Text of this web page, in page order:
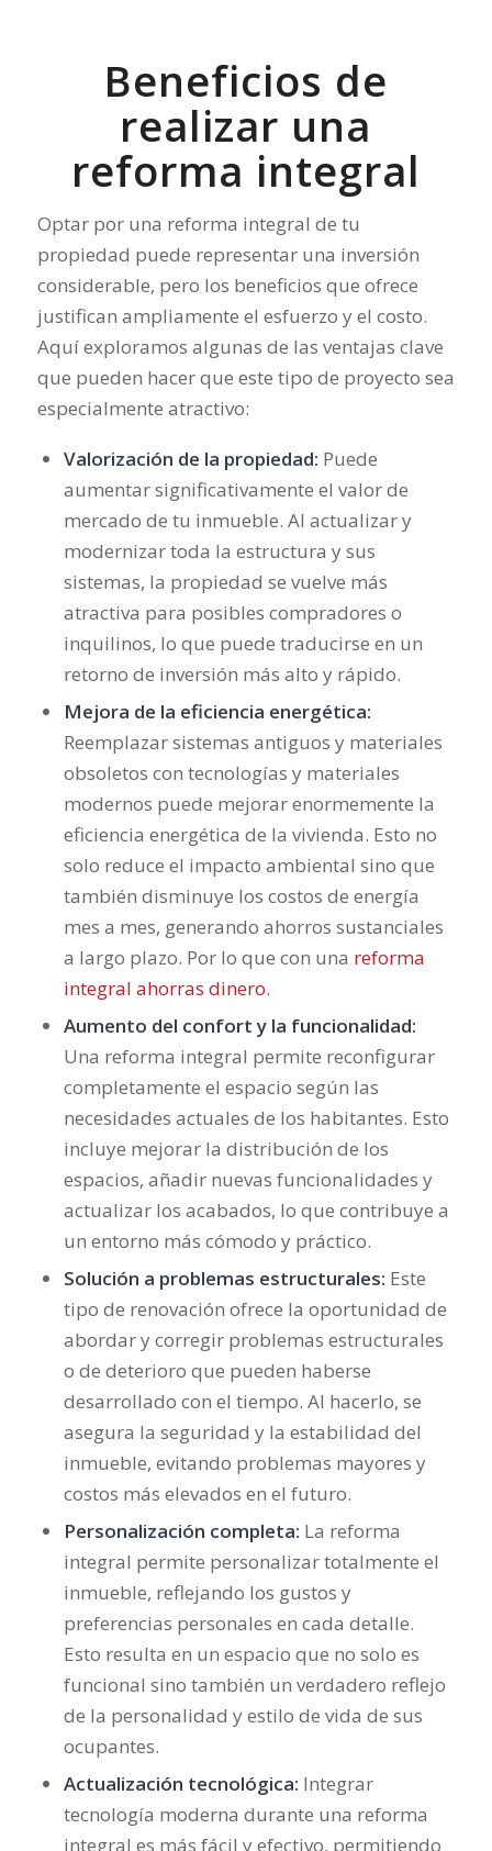
Beneficios de
realizar una
reforma integral
Optar por una reforma integral de tu
propiedad puede representar una inversión
considerable, pero los beneficios que ofrece
justifican ampliamente el esfuerzo y el costo.
Aquí exploramos algunas de las ventajas clave
que pueden hacer que este tipo de proyecto sea
especialmente atractivo:
Valorización de la propiedad: Puede
aumentar significativamente el valor de
mercado de tu inmueble. Al actualizar y
modernizar toda la estructura y sus
sistemas, la propiedad se vuelve más
atractiva para posibles compradores o
inquilinos, lo que puede traducirse en un
retorno de inversión más alto y rápido.
Mejora de la eficiencia energética:
Reemplazar sistemas antiguos y materiales
obsoletos con tecnologías y materiales
modernos puede mejorar enormemente la
eficiencia energética de la vivienda. Esto no
solo reduce el impacto ambiental sino que
también disminuye los costos de energía
mes a mes, generando ahorros sustanciales
a largo plazo. Por lo que con una reforma
integral ahorras dinero.
Aumento del confort y la funcionalidad:
Una reforma integral permite reconfigurar
completamente el espacio según las
necesidades actuales de los habitantes. Esto
incluye mejorar la distribución de los
espacios, añadir nuevas funcionalidades y
actualizar los acabados, lo que contribuye a
un entorno más cómodo y práctico.
Solución a problemas estructurales: Este
tipo de renovación ofrece la oportunidad de
abordar y corregir problemas estructurales
o de deterioro que pueden haberse
desarrollado con el tiempo. Al hacerlo, se
asegura la seguridad y la estabilidad del
inmueble, evitando problemas mayores y
costos más elevados en el futuro.
Personalización completa: La reforma
integral permite personalizar totalmente el
inmueble, reflejando los gustos y
preferencias personales en cada detalle.
Esto resulta en un espacio que no solo es
funcional sino también un verdadero reflejo
de la personalidad y estilo de vida de sus
ocupantes.
Actualización tecnológica: Integrar
tecnología moderna durante una reforma
integral es más fácil y efectivo, permitiendo